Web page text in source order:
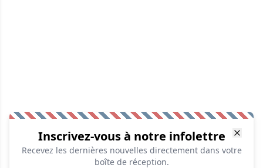
Inscrivez-vous à notre infolettre
Recevez les dernières nouvelles directement dans votre
boîte de réception.